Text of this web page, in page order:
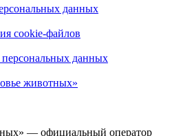
данных
cookie-файлов
персональных данных
животных»
— официальный оператор